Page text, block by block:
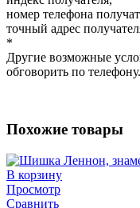
номер телефона
точный адрес
*
Другие возможные
обговорить по телефону.
Похожие товары
В корзину
Просмотр
Сравнить